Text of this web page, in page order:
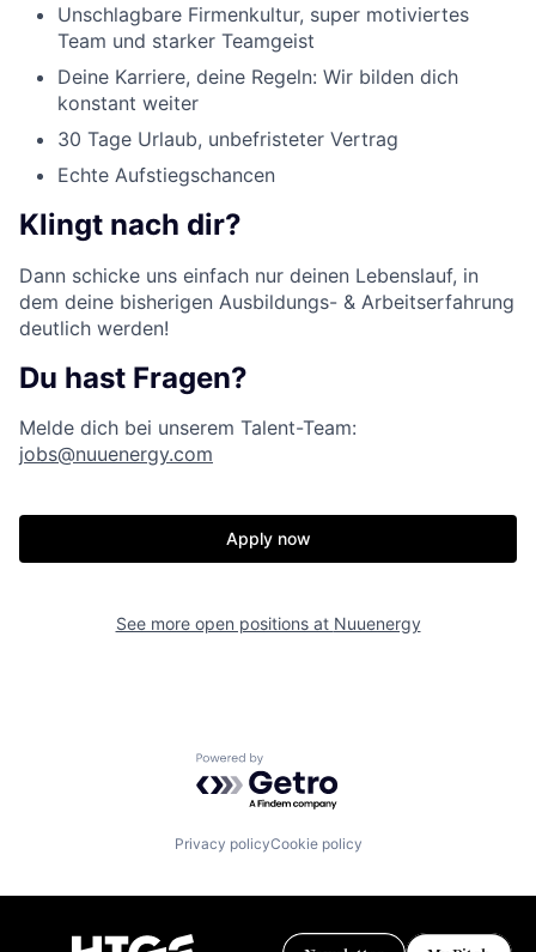
Unschlagbare Firmenkultur, super motiviertes
Team und starker Teamgeist
Deine Karriere, deine Regeln: Wir bilden dich
konstant weiter
30 Tage Urlaub, unbefristeter Vertrag
Echte Aufstiegschancen
Klingt nach dir?
Dann schicke uns einfach nur deinen Lebenslauf, in
dem deine bisherigen Ausbildungs- & Arbeitserfahrung
deutlich werden!
Du hast Fragen?
Melde dich bei unserem Talent-Team:
jobs@nuuenergy.com
Apply now
See more open positions at Nuuenergy
Powered by Getro.com
Privacy policyCookie policy